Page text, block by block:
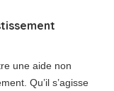
une aide non
Qu’il s’agisse